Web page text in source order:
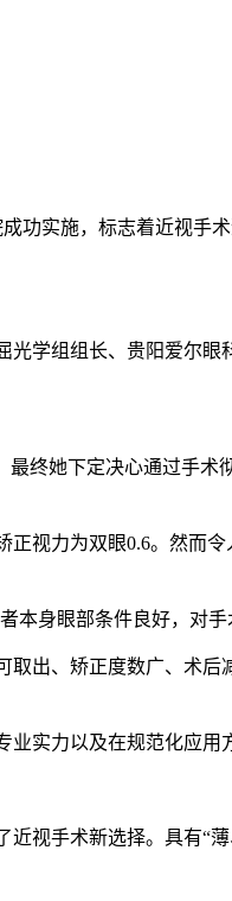
实施，标志着近视手
学组组长、贵阳爱尔眼
终她下定决心通过手术
视力为双眼0.6。然而
身眼部条件良好，对手
出、矫正度数广、术后
实力以及在规范化应用
手术新选择。具有“薄